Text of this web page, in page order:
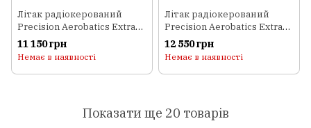
Літак радіокерований
Precision Aerobatics Extra
260 1219мм KIT (червоний)
11 150 грн
Немає в наявності
Літак радіокерований
Precision Aerobatics Extra
MX 1472мм KIT (синій)
12 550 грн
Немає в наявності
Показати ще 20 товарів